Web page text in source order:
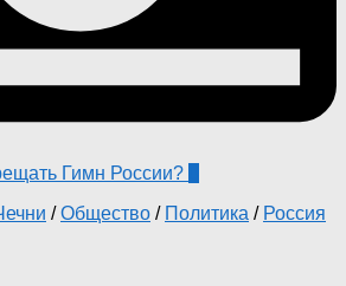
/Общество / Политика / Россия